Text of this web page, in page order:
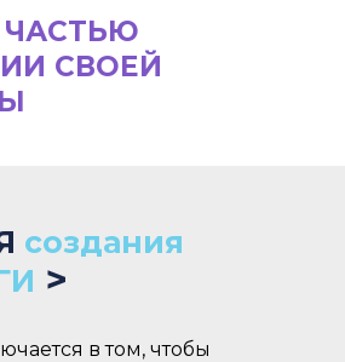
ЧАСТЬЮ
СВОЕЙ
создания
<
в том, чтобы